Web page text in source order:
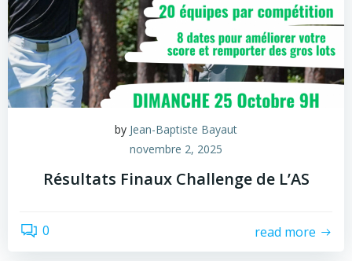
by Jean-Baptiste Bayaut
novembre 2, 2025
Résultats Finaux Challenge de L’AS
0 read more